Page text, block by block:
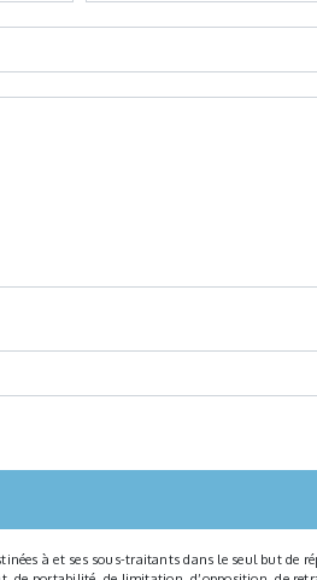
à et ses sous-traitants dans le seul but de